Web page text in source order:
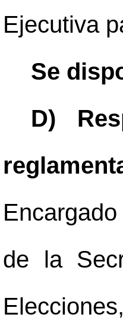
Ejecutiva
Se
D)
de la